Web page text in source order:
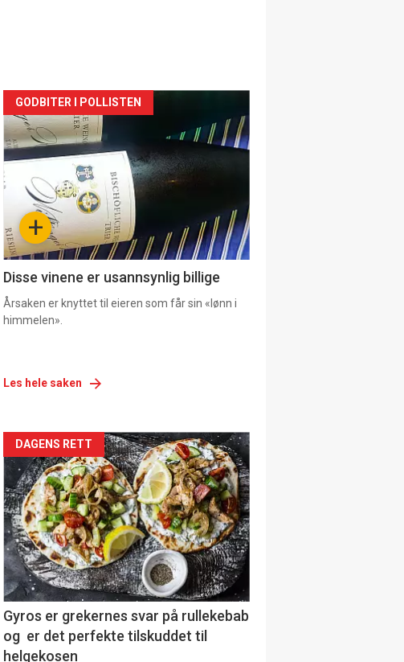
Forsiden
akkurat
nå
3 +
GODBITER I POLLISTEN
Disse vinene er usannsynlig billige
Årsaken er knyttet til eieren som får sin «lønn i
himmelen».
Les hele saken
Forsiden
akkurat
nå
-
6
DAGENS RETT
Gyros er grekernes svar på rullekebab
og er det perfekte tilskuddet til
helgekosen